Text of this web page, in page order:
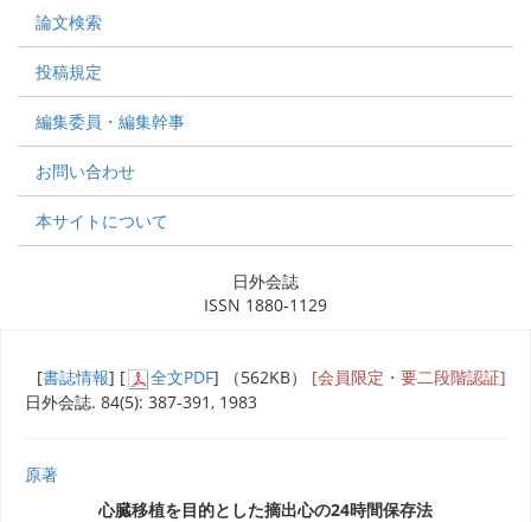
論文検索
投稿規定
編集委員・編集幹事
お問い合わせ
本サイトについて
日外会誌
ISSN 1880-1129
[書誌情報] [ 全文PDF] （562KB） [会員限定・要二段階認証]
日外会誌. 84(5): 387-391, 1983
原著
心臓移植を目的とした摘出心の24時間保存法